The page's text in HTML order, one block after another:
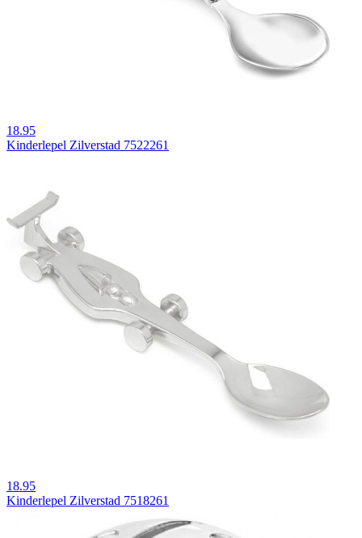
18.95
Kinderlepel Zilverstad 7522261
18.95
Kinderlepel Zilverstad 7518261